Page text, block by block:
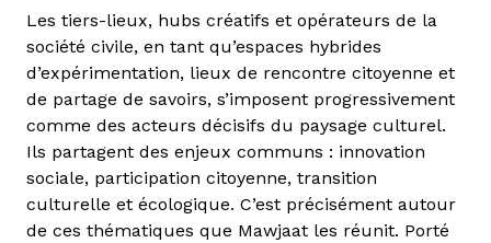
Les tiers-lieux, hubs créatifs et opérateurs de la
société civile, en tant qu’espaces hybrides
d’expérimentation, lieux de rencontre citoyenne et
de partage de savoirs, s’imposent progressivement
comme des acteurs décisifs du paysage culturel.
Ils partagent des enjeux communs : innovation
sociale, participation citoyenne, transition
culturelle et écologique. C’est précisément autour
de ces thématiques que Mawjaat les réunit. Porté